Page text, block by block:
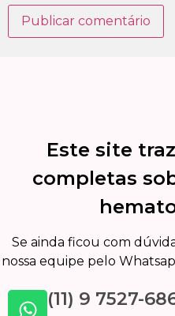
Este site
completas
Se ainda ficou com
nossa equipe pelo
(11) 9 7527-